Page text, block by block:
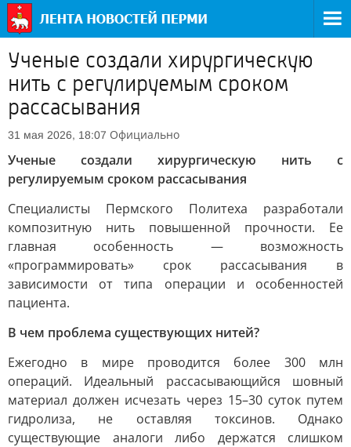
Ученые создали хирургическую
нить с регулируемым сроком
рассасывания
31 мая 2026, 18:07 Официально
Ученые создали хирургическую нить с
регулируемым сроком рассасывания
Специалисты Пермского Политеха разработали
композитную нить повышенной прочности. Ее
главная особенность — возможность
«программировать» срок рассасывания в
зависимости от типа операции и особенностей
пациента.
В чем проблема существующих нитей?
Ежегодно в мире проводится более 300 млн
операций. Идеальный рассасывающийся шовный
материал должен исчезать через 15–30 суток путем
гидролиза, не оставляя токсинов. Однако
существующие аналоги либо держатся слишком